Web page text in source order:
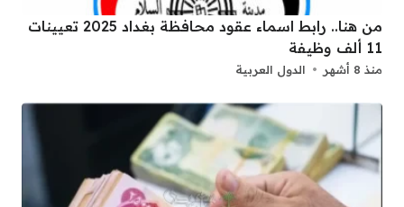
من هنا.. رابط اسماء عقود محافظة بغداد 2025 تعيينات
11 ألف وظيفة
منذ 8 أشهر الدول العربية